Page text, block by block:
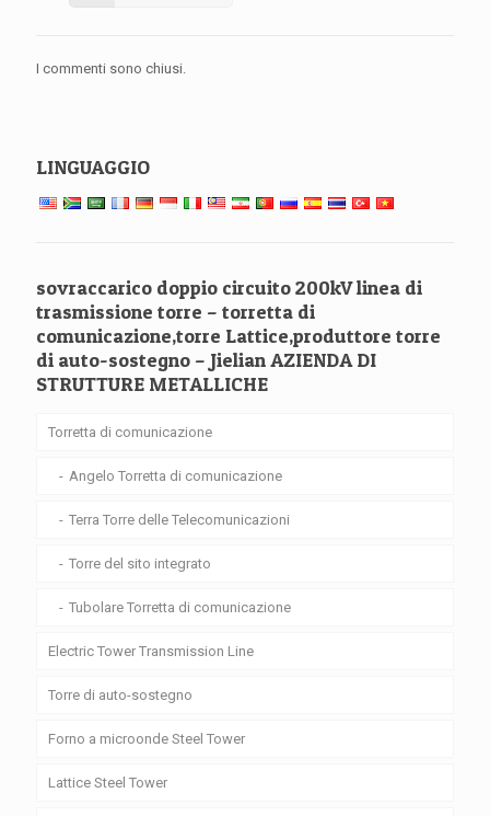
I commenti sono chiusi.
LINGUAGGIO
sovraccarico doppio circuito 200kV linea di
trasmissione torre – torretta di
comunicazione,torre Lattice,produttore torre
di auto-sostegno – Jielian AZIENDA DI
STRUTTURE METALLICHE
Torretta di comunicazione
Angelo Torretta di comunicazione
Terra Torre delle Telecomunicazioni
Torre del sito integrato
Tubolare Torretta di comunicazione
Electric Tower Transmission Line
Torre di auto-sostegno
Forno a microonde Steel Tower
Lattice Steel Tower